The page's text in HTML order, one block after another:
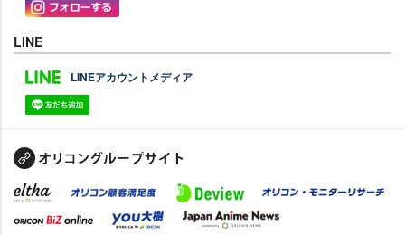
LINE
LINEアカウントメディア